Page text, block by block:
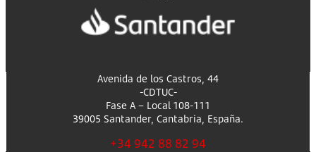
Avenida de los Castros, 44
-CDTUC-
Fase A – Local 108-111
39005 Santander, Cantabria, España.
+34 942 88 82 94